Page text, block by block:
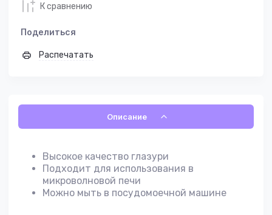
К сравнению
Поделиться
Распечатать
Описание
Высокое качество глазури
Подходит для использования в
микроволновой печи
Можно мыть в посудомоечной машине